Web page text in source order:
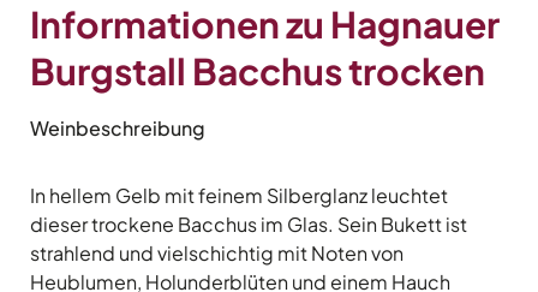
Informationen zu Hagnauer
Burgstall Bacchus trocken
Weinbeschreibung
In hellem Gelb mit feinem Silberglanz leuchtet
dieser trockene Bacchus im Glas. Sein Bukett ist
strahlend und vielschichtig mit Noten von
Heublumen, Holunderblüten und einem Hauch